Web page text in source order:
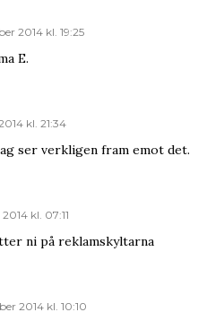
2014 kl. 19:25
E.
kl. 21:34
ser verkligen fram emot det.
kl. 07:11
ni på reklamskyltarna
2014 kl. 10:10